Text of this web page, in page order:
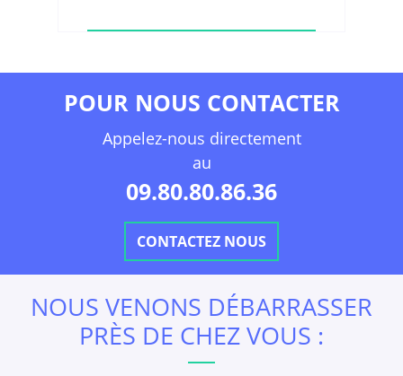
POUR NOUS CONTACTER
Appelez-nous directement
au
09.80.80.86.36
CONTACTEZ NOUS
NOUS VENONS DÉBARRASSER
PRÈS DE CHEZ VOUS :